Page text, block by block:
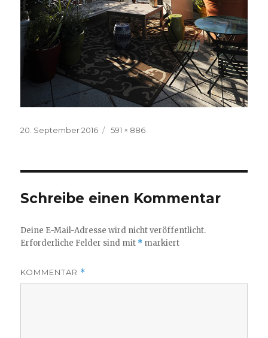
Veröffentlicht
20. September 2016
Volle
591 × 886
Schreibe einen Kommentar
Deine E-Mail-Adresse wird nicht veröffentlicht.
Erforderliche Felder sind mit * markiert
KOMMENTAR *